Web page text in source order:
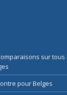
sur
pour Belges